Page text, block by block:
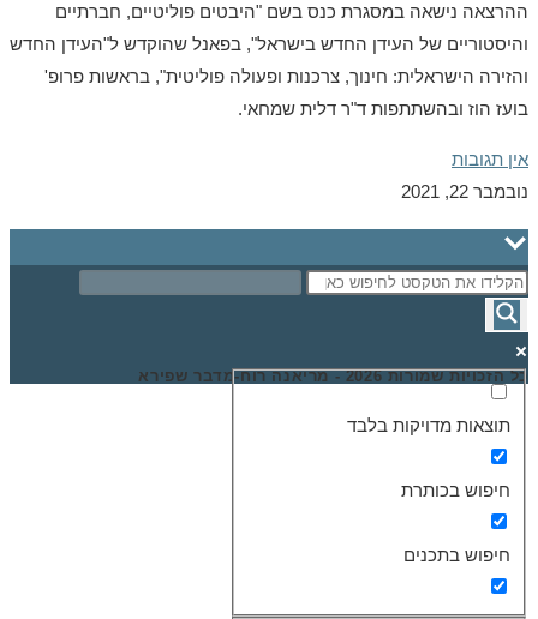
ההרצאה נישאה במסגרת כנס בשם "היבטים פוליטיים, חברתיים
והיסטוריים של העידן החדש בישראל", בפאנל שהוקדש ל"העידן החדש
והזירה הישראלית: חינוך, צרכנות ופעולה פוליטית", בראשות פרופ'
בועז הוז ובהשתתפות ד"ר דלית שמחאי.
אין תגובות
נובמבר 22, 2021
תוצאות מדויקות בלבד
חיפוש בכותרת
חיפוש בתכנים
כל הזכויות שמורות 2026 - מריאנה רוח-מדבר שפירא